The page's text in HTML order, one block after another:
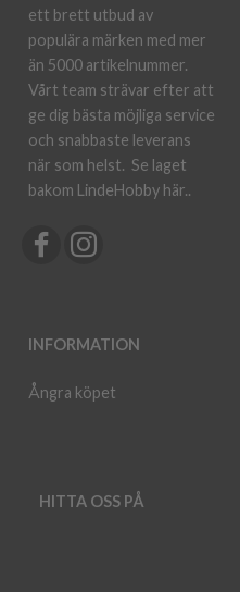
ett brett utbud av
populära märken med mer
än 5000 artikelnummer.
Vårt team strävar efter att
ge dig bästa möjliga service
och snabbaste leverans
när som helst. Se laget
bakom LindeHobby här..
INFORMATION
Ångra köpet
HITTA OSS PÅ